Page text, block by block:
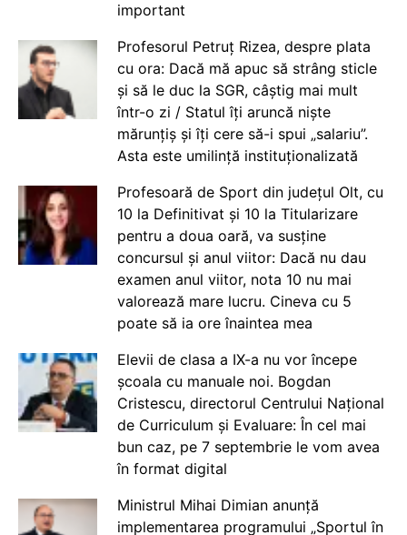
important
Profesorul Petruț Rizea, despre plata
cu ora: Dacă mă apuc să strâng sticle
și să le duc la SGR, câștig mai mult
într-o zi / Statul îți aruncă niște
mărunțiș și îți cere să-i spui „salariu”.
Asta este umilință instituționalizată
Profesoară de Sport din județul Olt, cu
10 la Definitivat și 10 la Titularizare
pentru a doua oară, va susține
concursul și anul viitor: Dacă nu dau
examen anul viitor, nota 10 nu mai
valorează mare lucru. Cineva cu 5
poate să ia ore înaintea mea
Elevii de clasa a IX-a nu vor începe
școala cu manuale noi. Bogdan
Cristescu, directorul Centrului Național
de Curriculum și Evaluare: În cel mai
bun caz, pe 7 septembrie le vom avea
în format digital
Ministrul Mihai Dimian anunță
implementarea programului „Sportul în